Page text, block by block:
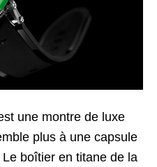
une montre de luxe
plus à une capsule
boîtier en titane de la